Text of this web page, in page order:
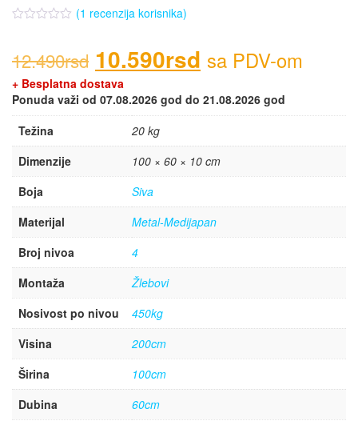
(1 recenzija korisnika)
12.490rsd 10.590rsd sa PDV-om
+ Besplatna dostava
Ponuda važi od 07.08.2026 god do 21.08.2026 god
Težina
20 kg
Dimenzije
100 × 60 × 10 cm
Boja
Siva
Materijal
Metal-Medijapan
Broj nivoa
4
Montaža
Žlebovi
Nosivost po nivou
450kg
Visina
200cm
Širina
100cm
Dubina
60cm